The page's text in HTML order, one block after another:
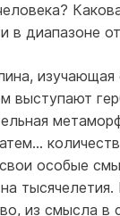
диапазоне
изучающая
выступают
особые
из смысла в